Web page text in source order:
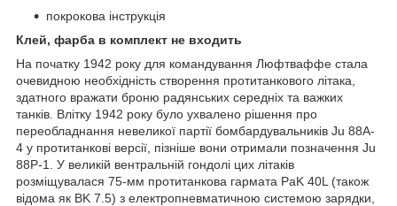
покрокова інструкція
Клей, фарба в комплект не входить
На початку 1942 року для командування Люфтваффе стала
очевидною необхідність створення протитанкового літака,
здатного вражати броню радянських середніх та важких
танків. Влітку 1942 року було ухвалено рішення про
переобладнання невеликої партії бомбардувальників Ju 88A-
4 у протитанкові версії, пізніше вони отримали позначення Ju
88P-1. У великій вентральній гондолі цих літаків
розміщувалася 75-мм протитанкова гармата PaK 40L (також
відома як BK 7.5) з електропневматичною системою зарядки,